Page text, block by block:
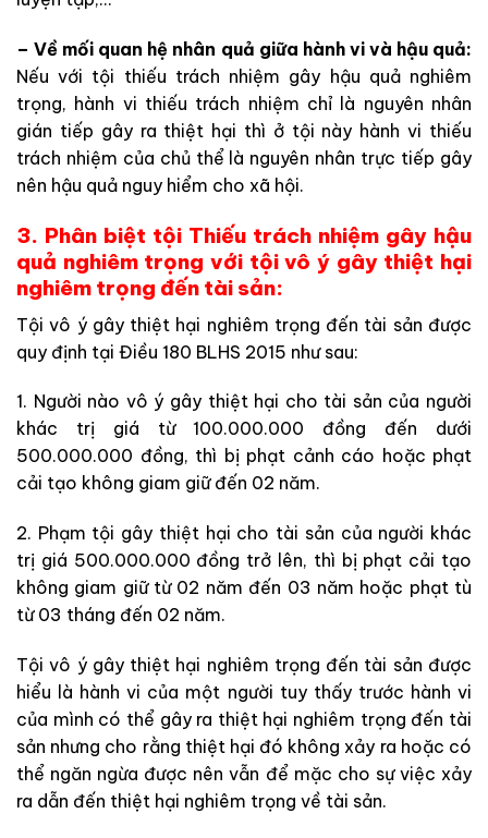
– Về mối quan hệ nhân quả giữa hành vi và hậu quả:
Nếu với tội thiếu trách nhiệm gây hậu quả nghiêm
trọng, hành vi thiếu trách nhiệm chỉ là nguyên nhân
gián tiếp gây ra thiệt hại thì ở tội này hành vi thiếu
trách nhiệm của chủ thể là nguyên nhân trực tiếp gây
nên hậu quả nguy hiểm cho xã hội.
3. Phân biệt tội Thiếu trách nhiệm gây hậu
quả nghiêm trọng với tội vô ý gây thiệt hại
nghiêm trọng đến tài sản:
Tội vô ý gây thiệt hại nghiêm trọng đến tài sản được
quy định tại Điều 180 BLHS 2015 như sau:
1. Người nào vô ý gây thiệt hại cho tài sản của người
khác trị giá từ 100.000.000 đồng đến dưới
500.000.000 đồng, thì bị phạt cảnh cáo hoặc phạt
cải tạo không giam giữ đến 02 năm.
2. Phạm tội gây thiệt hại cho tài sản của người khác
trị giá 500.000.000 đồng trở lên, thì bị phạt cải tạo
không giam giữ từ 02 năm đến 03 năm hoặc phạt tù
từ 03 tháng đến 02 năm.
Tội vô ý gây thiệt hại nghiêm trọng đến tài sản được
hiểu là hành vi của một người tuy thấy trước hành vi
của mình có thể gây ra thiệt hại nghiêm trọng đến tài
sản nhưng cho rằng thiệt hại đó không xảy ra hoặc có
thể ngăn ngừa được nên vẫn để mặc cho sự việc xảy
ra dẫn đến thiệt hại nghiêm trọng về tài sản.